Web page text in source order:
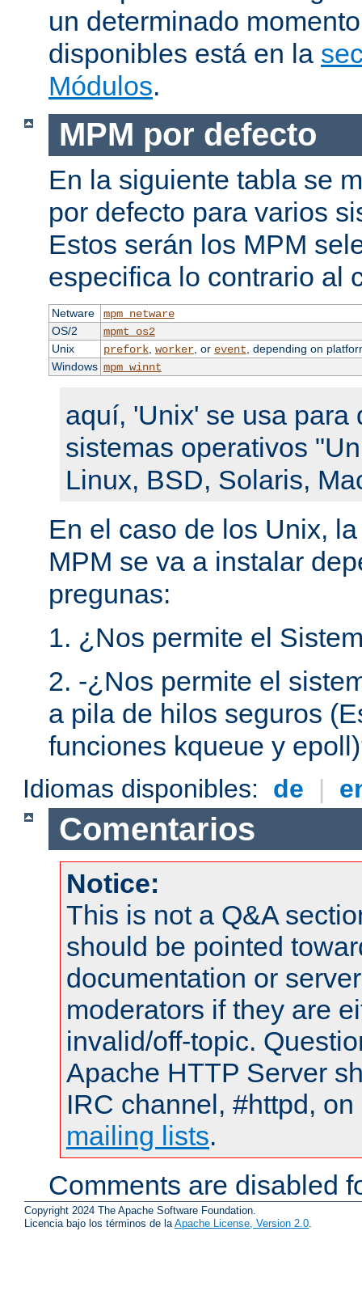
un determinado
disponibles está en la
Módulos.
MPM por defecto
En la siguiente tabla se
por defecto para varios
Estos serán los MPM
especifica lo contrario al
Netware
mpm_netware
OS/2
mpmt_os2
Unix
prefork, worker, or event , depending on
Windows mpm_winnt
aquí, 'Unix' se usa para
sistemas operativos
Linux, BSD, Solaris,
En el caso de los Unix,
MPM se va a instalar
pregunas:
1. ¿Nos permite el
2. -¿Nos permite el
a pila de hilos seguros
funciones kqueue y
Idiomas disponibles: de |
Comentarios
Notice:
This is not a Q&A
should be pointed
documentation or
moderators if they are
invalid/off-topic.
Apache HTTP Server
IRC channel, #httpd,
mailing lists.
Comments are disabled
Copyright 2024 The Apache Software Foundation.
Licencia bajo los términos de la Apache License, Version 2.0